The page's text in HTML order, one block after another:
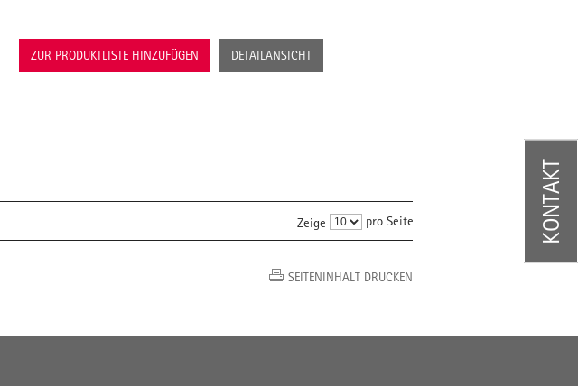
ZUR PRODUKTLISTE HINZUFÜGEN DETAILANSICHT
Zeige pro Seite
SEITENINHALT DRUCKEN
KONTAKT